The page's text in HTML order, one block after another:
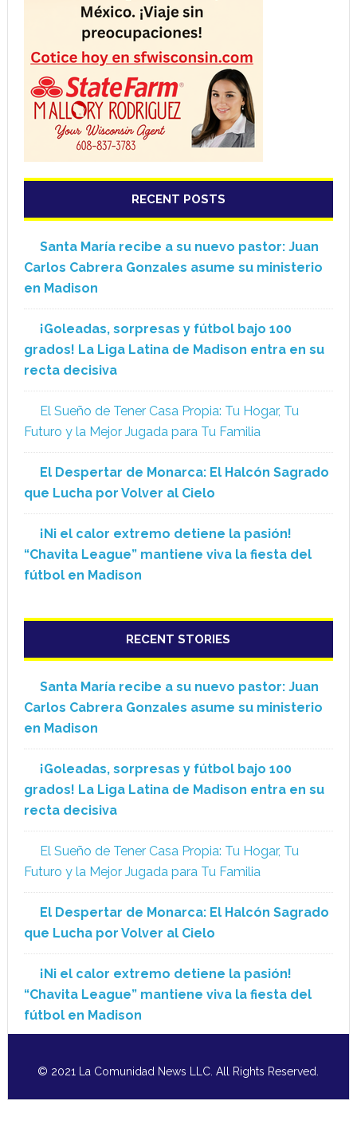
RECENT POSTS
Santa María recibe a su nuevo pastor: Juan
Carlos Cabrera Gonzales asume su ministerio
en Madison
¡Goleadas, sorpresas y fútbol bajo 100
grados! La Liga Latina de Madison entra en su
recta decisiva
El Sueño de Tener Casa Propia: Tu Hogar, Tu
Futuro y la Mejor Jugada para Tu Familia
El Despertar de Monarca: El Halcón Sagrado
que Lucha por Volver al Cielo
¡Ni el calor extremo detiene la pasión!
“Chavita League” mantiene viva la fiesta del
fútbol en Madison
RECENT STORIES
Santa María recibe a su nuevo pastor: Juan
Carlos Cabrera Gonzales asume su ministerio
en Madison
¡Goleadas, sorpresas y fútbol bajo 100
grados! La Liga Latina de Madison entra en su
recta decisiva
El Sueño de Tener Casa Propia: Tu Hogar, Tu
Futuro y la Mejor Jugada para Tu Familia
El Despertar de Monarca: El Halcón Sagrado
que Lucha por Volver al Cielo
¡Ni el calor extremo detiene la pasión!
“Chavita League” mantiene viva la fiesta del
fútbol en Madison
© 2021 La Comunidad News LLC. All Rights Reserved.